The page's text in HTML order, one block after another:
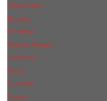
Emilio Pucci
Escada
Ex Nihilo
Giorgio Armani
Givenchy
Gucci
Guerlain
Guess